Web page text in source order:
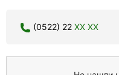
(0522) 22 XX XX